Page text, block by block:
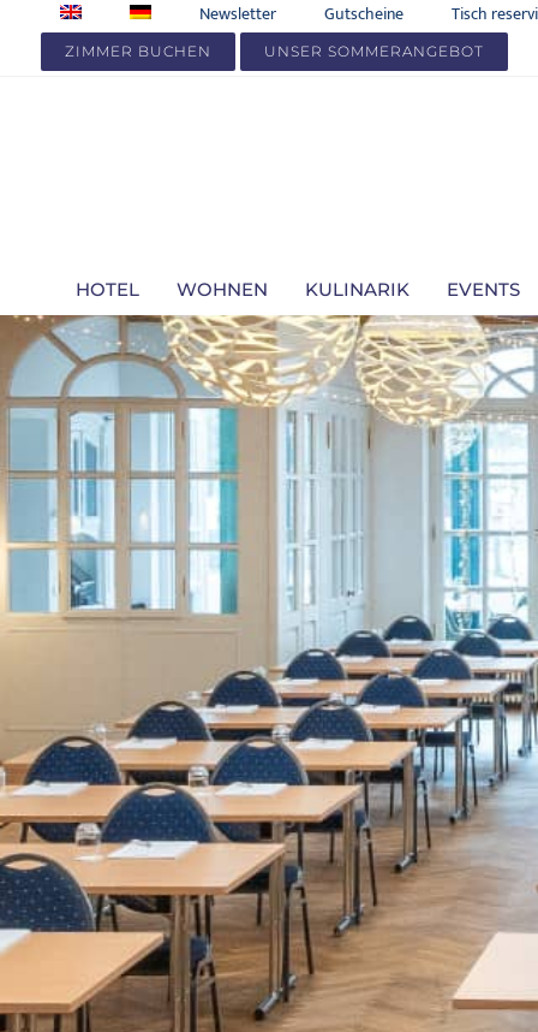
Inhalt
springen
Newsletter Gutscheine Tisch
ZIMMER BUCHEN UNSER SOMMERANGEBOT
HOTEL WOHNEN KULINARIK EVENTS